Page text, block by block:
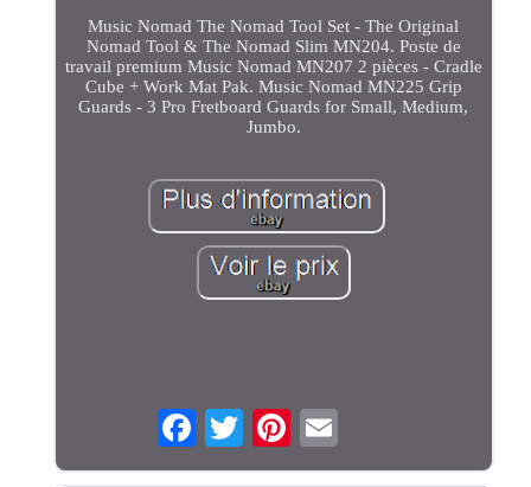
Music Nomad The Nomad Tool Set - The Original
Nomad Tool & The Nomad Slim MN204. Poste de
travail premium Music Nomad MN207 2 pièces - Cradle
Cube + Work Mat Pak. Music Nomad MN225 Grip
Guards - 3 Pro Fretboard Guards for Small, Medium,
Jumbo.